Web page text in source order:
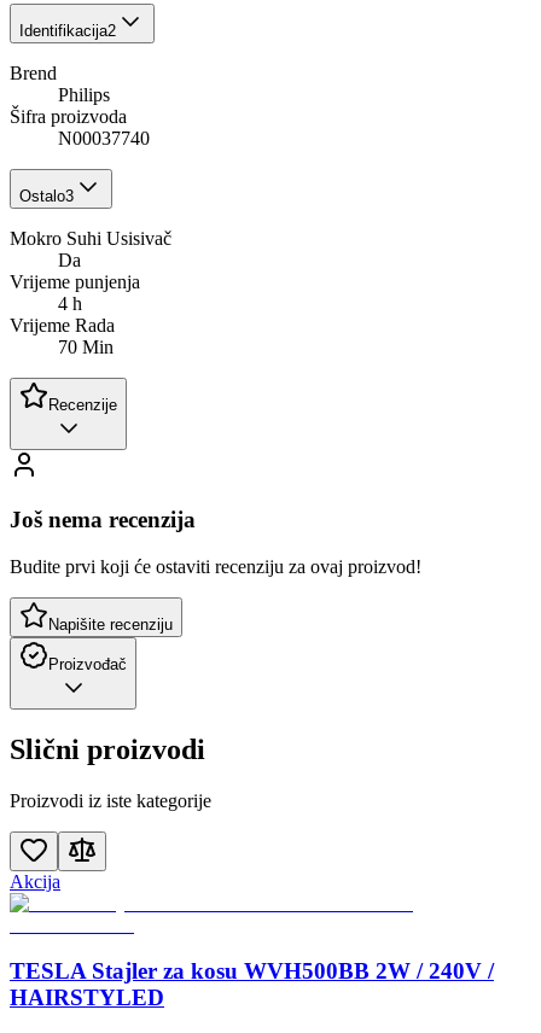
Identifikacija2
Brend
Philips
Šifra proizvoda
N00037740
Ostalo3
Mokro Suhi Usisivač
Da
Vrijeme punjenja
4 h
Vrijeme Rada
70 Min
Recenzije
Još nema recenzija
Budite prvi koji će ostaviti recenziju za ovaj proizvod!
Napišite recenziju
Proizvođač
Slični proizvodi
Proizvodi iz iste kategorije
Akcija
TESLA Stajler za kosu WVH500BB 2W / 240V /
HAIRSTYLED